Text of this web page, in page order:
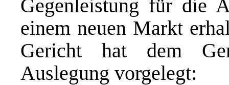
Gegenleistung für die
einem neuen Markt
Gericht hat dem
Auslegung vorgelegt: